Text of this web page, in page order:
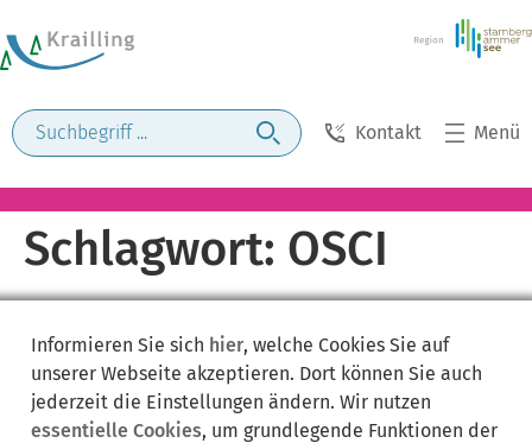
Kontakt Menü
Schlagwort: OSCI
Informieren Sie sich hier, welche Cookies Sie auf
unserer Webseite akzeptieren. Dort können Sie auch
jederzeit die Einstellungen ändern. Wir nutzen
essentielle Cookies, um grundlegende Funktionen der